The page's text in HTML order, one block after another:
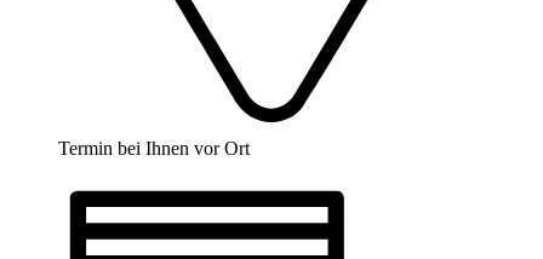
Termin bei Ihnen vor Ort